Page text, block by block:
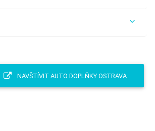
NAVŠTÍVIT AUTO DOPLŇKY OSTRAVA